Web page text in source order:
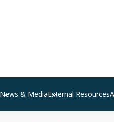
News & MediaExternal Resources